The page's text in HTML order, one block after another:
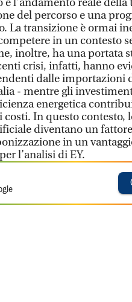
l’andamento reale della
del percorso e una
La transizione è ormai
in un contesto
inoltre, ha una portata
crisi, infatti, hanno
dalle importazioni
- mentre gli
energetica
In questo contesto,
diventano un
in un
l’analisi di EY.